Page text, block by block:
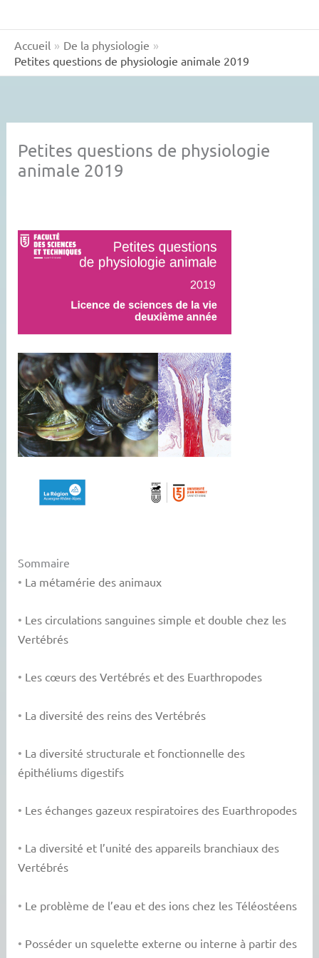
Accueil
De la physiologie
Petites questions de physiologie animale 2019
Petites questions de physiologie
animale 2019
Sommaire
• La métamérie des animaux
• Les circulations sanguines simple et double chez les
Vertébrés
• Les cœurs des Vertébrés et des Euarthropodes
• La diversité des reins des Vertébrés
• La diversité structurale et fonctionnelle des
épithéliums digestifs
• Les échanges gazeux respiratoires des Euarthropodes
• La diversité et l’unité des appareils branchiaux des
Vertébrés
• Le problème de l’eau et des ions chez les Téléostéens
• Posséder un squelette externe ou interne à partir des